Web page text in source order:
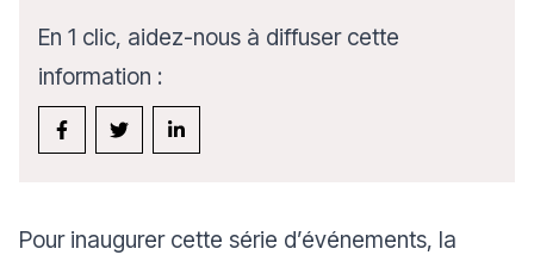
En 1 clic, aidez-nous à diffuser cette
information :
Pour inaugurer cette série d’événements, la